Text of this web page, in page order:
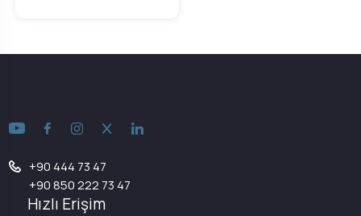
+90 444 73 47
+90 850 222 73 47
Hızlı Erişim